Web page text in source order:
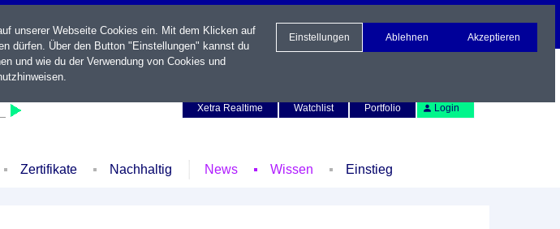
Xetra Realtime
Watchlist Portfolio Login
Zertifikate Nachhaltig News Wissen Einstieg
unserer Webseite Cookies ein. Mit dem Klicken auf
dürfen. Über den Button "Einstellungen" kannst du
und wie du der Verwendung von Cookies und
.
Einstellungen Ablehnen Akzeptieren